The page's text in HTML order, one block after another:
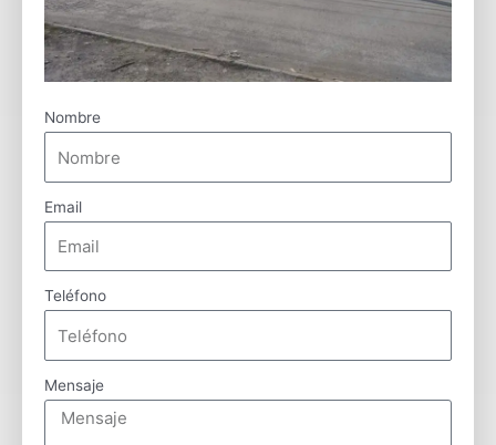
Nombre
Email
Teléfono
Mensaje